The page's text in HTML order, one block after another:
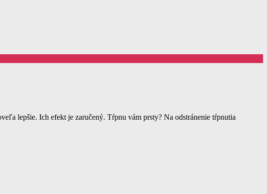
lepšie. Ich efekt je zaručený. Tŕpnu vám prsty? Na odstránenie tŕpnutia